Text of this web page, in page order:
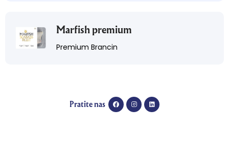
Marfish premium
Premium Brancin
Pratite nas